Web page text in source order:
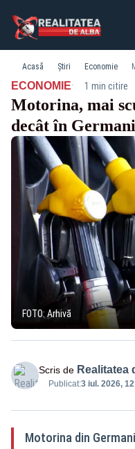
Acasă Știri Economie
ECONOMIE· 1 min citire
Motorina, mai
decât în
FOTO: Arhivă
Scris de Realitatea
Publicat:3 iul. 2026,
Motorina din